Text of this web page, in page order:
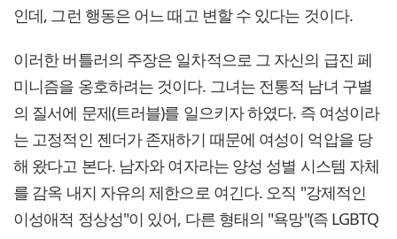
인데, 그런 행동은 어느 때고 변할 수 있다는 것이다.
이러한 버틀러의 주장은 일차적으로 그 자신의 급진 페
미니즘을 옹호하려는 것이다. 그녀는 전통적 남녀 구별
의 질서에 문제(트러블)를 일으키자 하였다. 즉 여성이라
는 고정적인 젠더가 존재하기 때문에 여성이 억압을 당
해 왔다고 본다. 남자와 여자라는 양성 성별 시스템 자체
를 감옥 내지 자유의 제한으로 여긴다. 오직 "강제적인
이성애적 정상성"이 있어, 다른 형태의 "욕망"(즉 LGBTQ